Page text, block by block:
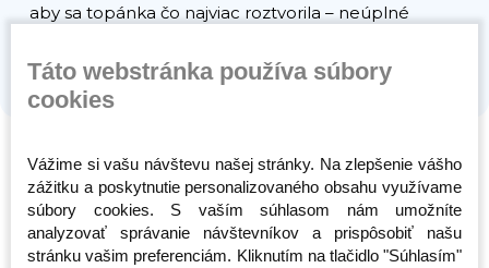
aby sa topánka čo najviac roztvorila – neúplné
niektorých švov v oblasti členku a priehlavku.
Súvisiace produkty
Táto webstránka používa súbory
cookies
Vážime si vašu návštevu našej stránky. Na zlepšenie vášho
zážitku a poskytnutie personalizovaného obsahu využívame
súbory cookies. S vaším súhlasom nám umožníte
analyzovať správanie návštevníkov a prispôsobiť našu
stránku vašim preferenciám. Kliknutím na tlačidlo "Súhlasím"